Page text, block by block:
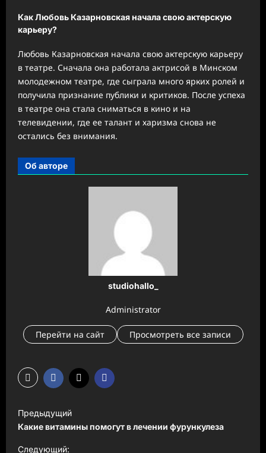
Как Любовь Казарновская начала свою актерскую
карьеру?
Любовь Казарновская начала свою актерскую карьеру
в театре. Сначала она работала актрисой в Минском
молодежном театре, где сыграла много ярких ролей и
получила признание публики и критиков. После успеха
в театре она стала сниматься в кино и на
телевидении, где ее талант и харизма снова не
остались без внимания.
Об авторе
studiohallo_
Administrator
Перейти на сайт Просмотреть все записи
Н
а
в
Предыдущий
Какие витамины помогут в лечении фурункулеза
Следующий: